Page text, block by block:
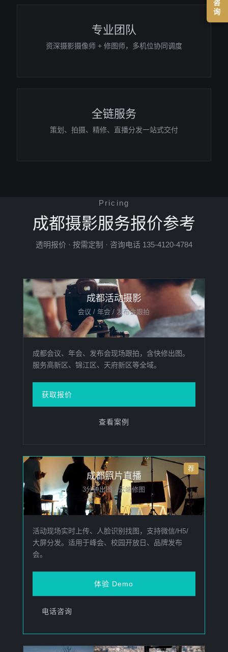
专业团队
资深摄影摄像师 + 修图师，多机位协同调度
全链服务
策划、拍摄、精修、直播分发一站式交付
Pricing
成都摄影服务报价参考
透明报价 · 按需定制 · 咨询电话 135-4120-4784
成都活动摄影
会议 / 年会 / 发布会跟拍
成都会议、年会、发布会现场跟拍，含快修出图。
服务高新区、锦江区、天府新区等全域。
获取报价
查看案例
成都照片直播
3分钟出图 · 云端修图
活动现场实时上传、人脸识别找图，支持微信/H5/
大屏分发。适用于峰会、校园开放日、品牌发布
会。
体验 Demo
电话咨询
咨
询